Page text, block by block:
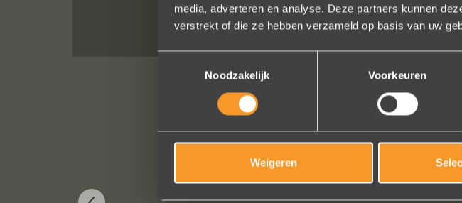
media, adverteren en analyse. Deze partners kunnen
verstrekt of die ze hebben verzameld op basis van uw
Noodzakelijk
Voorkeuren
Weigeren
Bekijk